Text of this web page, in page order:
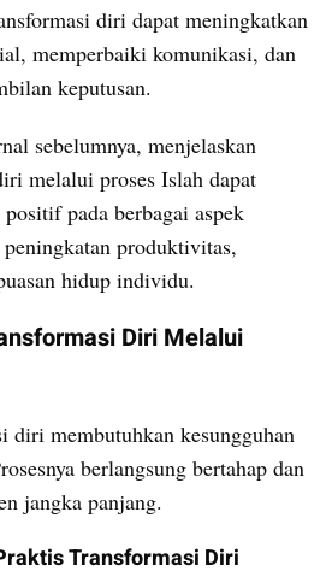
diri dapat meningkatkan
memperbaiki komunikasi, dan
keputusan.
sebelumnya, menjelaskan
melalui proses Islah dapat
pada berbagai aspek
produktivitas,
hidup individu.
Diri Melalui
diri membutuhkan kesungguhan
berlangsung bertahap dan
jangka panjang.
Transformasi Diri